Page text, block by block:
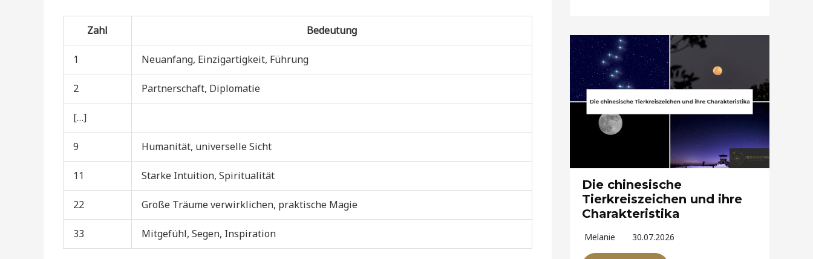
Zahl Bedeutung
1 Neuanfang, Einzigartigkeit, Führung
2 Partnerschaft, Diplomatie
[…]
9 Humanität, universelle Sicht
11 Starke Intuition, Spiritualität
22 Große Träume verwirklichen, praktische Magie
33 Mitgefühl, Segen, Inspiration
Die chinesische
Tierkreiszeichen und ihre
Charakteristika
Melanie 30.07.2026